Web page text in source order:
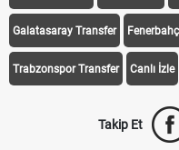
Galatasaray Transfer
Trabzonspor Transfer Canlı İzle
Takip Et